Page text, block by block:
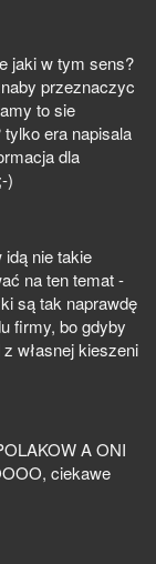
jaki w tym sens?
przeznaczyc
to sie
era napisala
dla
)
nie takie
na ten temat -
są tak naprawdę
firmy, bo gdyby
własnej kieszeni
A ONI
ciekawe